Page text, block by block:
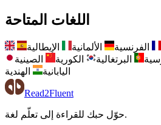
اللغات المتاحة
الفرنسية الألمانية
الإيطالية
البرتغالية الكورية
الصينية
اليابانية
الهندية
Read2Fluent
حوّل حبك للقراءة إلى تعلّم لغة.